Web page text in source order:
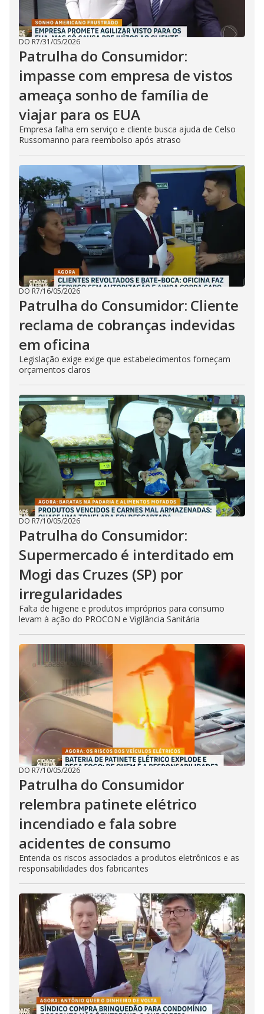
DO R7/31/05/2026
Patrulha do Consumidor:
impasse com empresa de vistos
ameaça sonho de família de
viajar para os EUA
Empresa falha em serviço e cliente busca ajuda de Celso
Russomanno para reembolso após atraso
DO R7/16/05/2026
Patrulha do Consumidor: Cliente
reclama de cobranças indevidas
em oficina
Legislação exige exige que estabelecimentos forneçam
orçamentos claros
DO R7/10/05/2026
Patrulha do Consumidor:
Supermercado é interditado em
Mogi das Cruzes (SP) por
irregularidades
Falta de higiene e produtos impróprios para consumo
levam à ação do PROCON e Vigilância Sanitária
DO R7/10/05/2026
Patrulha do Consumidor
relembra patinete elétrico
incendiado e fala sobre
acidentes de consumo
Entenda os riscos associados a produtos eletrônicos e as
responsabilidades dos fabricantes